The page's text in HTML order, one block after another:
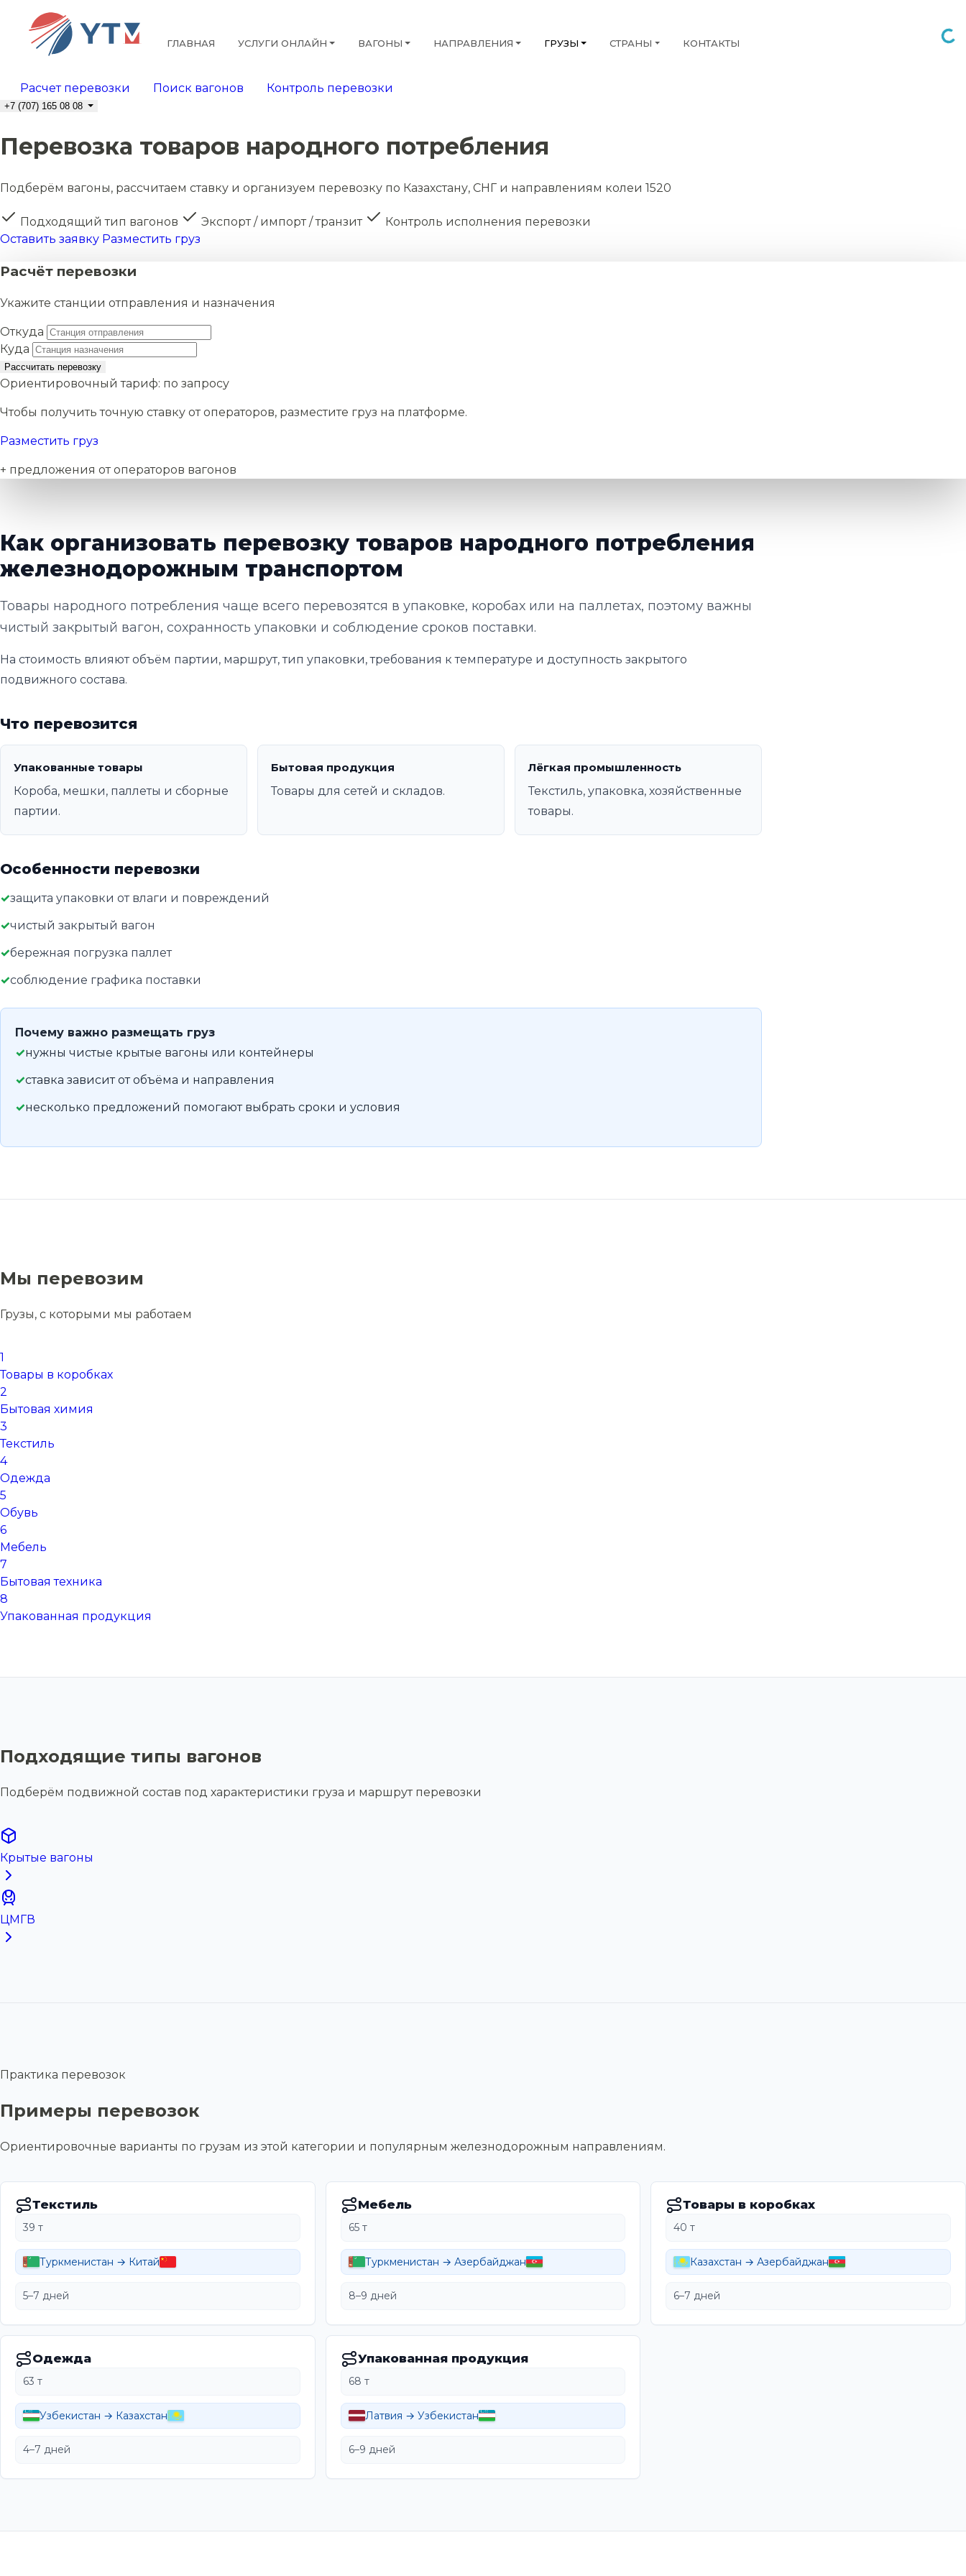
ГЛАВНАЯ УСЛУГИ ОНЛАЙН ВАГОНЫ НАПРАВЛЕНИЯ ГРУЗЫ СТРАНЫ КОНТАКТЫ
Расчет перевозки Поиск вагонов Контроль перевозки
+7 (707) 165 08 08
Перевозка товаров народного потребления
Подберём вагоны, рассчитаем ставку и организуем перевозку по Казахстану, СНГ и направлениям колеи 1520
Подходящий тип вагонов Экспорт / импорт / транзит
Контроль исполнения перевозки
Оставить заявку Разместить груз
Расчёт перевозки
Укажите станции отправления и назначения
Откуда
Куда
Рассчитать перевозку
Ориентировочный тариф: по запросу
Чтобы получить точную ставку от операторов, разместите груз на платформе.
Разместить груз
+ предложения от операторов вагонов
Как организовать перевозку товаров народного потребления
железнодорожным транспортом
Товары народного потребления чаще всего перевозятся в упаковке, коробах или на паллетах, поэтому важны
чистый закрытый вагон, сохранность упаковки и соблюдение сроков поставки.
На стоимость влияют объём партии, маршрут, тип упаковки, требования к температуре и доступность закрытого
подвижного состава.
Что перевозится
Упакованные товары
Короба, мешки, паллеты и сборные
партии.
Бытовая продукция
Товары для сетей и складов.
Лёгкая промышленность
Текстиль, упаковка, хозяйственные
товары.
Особенности перевозки
защита упаковки от влаги и повреждений
чистый закрытый вагон
бережная погрузка паллет
соблюдение графика поставки
Почему важно размещать груз
нужны чистые крытые вагоны или контейнеры
ставка зависит от объёма и направления
несколько предложений помогают выбрать сроки и условия
Мы перевозим
Грузы, с которыми мы работаем
1
Товары в коробках
2
Бытовая химия
3
Текстиль
4
Одежда
5
Обувь
6
Мебель
7
Бытовая техника
8
Упакованная продукция
Подходящие типы вагонов
Подберём подвижной состав под характеристики груза и маршрут перевозки
Крытые вагоны
ЦМГВ
Практика перевозок
Примеры перевозок
Ориентировочные варианты по грузам из этой категории и популярным железнодорожным направлениям.
Текстиль
39 т
Туркменистан → Китай
5–7 дней
Мебель
65 т
Туркменистан → Азербайджан
8–9 дней
Товары в коробках
40 т
Казахстан → Азербайджан
6–7 дней
Одежда
63 т
Узбекистан → Казахстан
4–7 дней
Упакованная продукция
68 т
Латвия → Узбекистан
6–9 дней